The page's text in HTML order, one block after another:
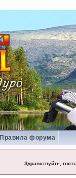
Правила форума
Здравствуйте, гость